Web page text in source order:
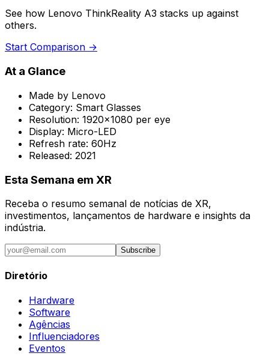
See how Lenovo ThinkReality A3 stacks up against
others.
Start Comparison →
At a Glance
Made by Lenovo
Category: Smart Glasses
Resolution: 1920x1080 per eye
Display: Micro-LED
Refresh rate: 60Hz
Released: 2021
Esta Semana em XR
Receba o resumo semanal de notícias de XR,
investimentos, lançamentos de hardware e insights da
indústria.
Subscribe
Diretório
Hardware
Software
Agências
Influenciadores
Eventos